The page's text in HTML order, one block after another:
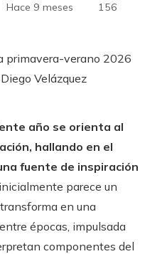
Hace 9 meses 156
año se orienta al
hallando en el
fuente de inspiración
parece un
en una
épocas, impulsada
componentes del